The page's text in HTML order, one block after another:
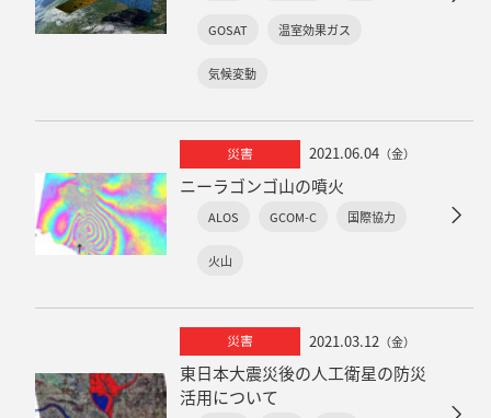
GOSAT 温室効果ガス
気候変動
災害 2021.06.04 （金）
ニーラゴンゴ山の噴火
ALOS GCOM-C 国際協力
火山
災害 2021.03.12 （金）
東日本大震災後の人工衛星の防災
活用について